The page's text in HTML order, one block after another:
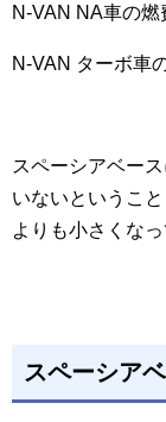
N-VAN NA車の
N-VAN ターボ車
スペーシアベー
いないというこ
よりも小さくなっ
スペーシア